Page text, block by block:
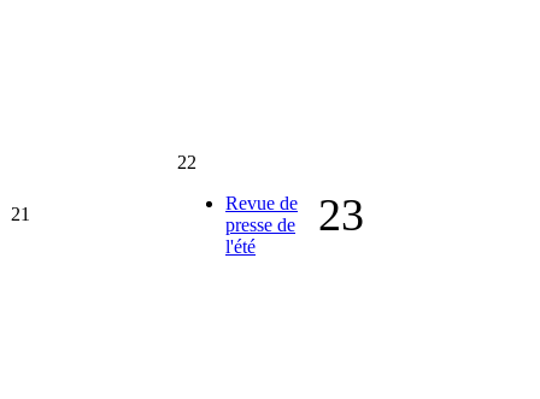
21
22
Revue de
presse de
l'été
23